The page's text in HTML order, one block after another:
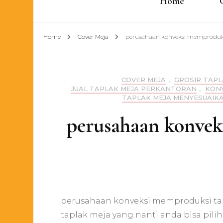
Home Cover Meja perusahaan konveksi
COVER MEJA , GROSIR
JUAL TAPLAK MEJA PERKANTORAN ,
TAPLAK MEJA
perusahaan
perusahaan konveksi memproduksi
taplak meja yang nanti anda bisa